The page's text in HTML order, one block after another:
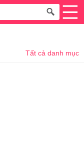
Tất cả danh mục